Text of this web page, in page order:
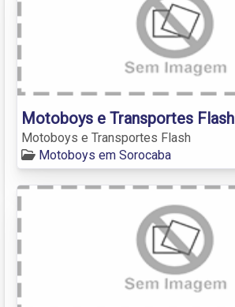
Motoboys e Transportes Flash
Motoboys e Transportes Flash
Motoboys em Sorocaba